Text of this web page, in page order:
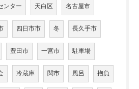
ンター 天白区 名古屋市
四日市市 冬 長久手市
豊田市 一宮市 駐車場
冷蔵庫 関市 風呂 抱負